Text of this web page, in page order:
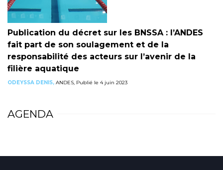
Publication du décret sur les BNSSA : l’ANDES
fait part de son soulagement et de la
responsabilité des acteurs sur l’avenir de la
filière aquatique
ODEYSSA DENIS, ANDES, Publié le 4 juin 2023
AGENDA